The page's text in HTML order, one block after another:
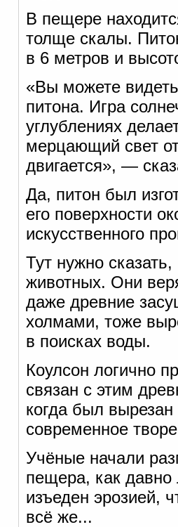
В пещере
толще скалы.
в 6 метров и
«Вы можете
питона. Игра
углублениях
мерцающий свет
двигается», —
Да, питон был
его поверхности
искусственного
Тут нужно
животных. Они
даже древние
холмами, тоже
в поисках воды.
Коулсон логично
связан с этим
когда был вырезан
современное
Учёные начали
пещера, как
изъеден эрозией,
всё же...